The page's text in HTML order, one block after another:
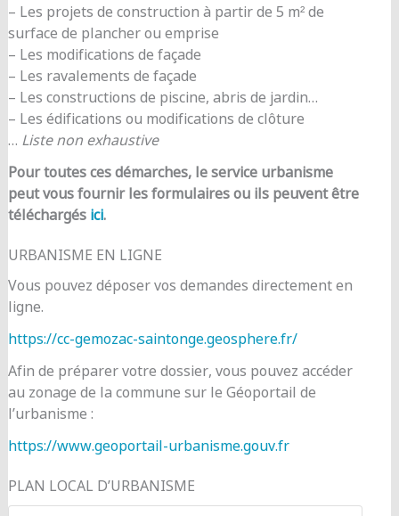
– Les projets de construction à partir de 5 m² de
surface de plancher ou emprise
– Les modifications de façade
– Les ravalements de façade
– Les constructions de piscine, abris de jardin…
– Les édifications ou modifications de clôture
… Liste non exhaustive
Pour toutes ces démarches, le service urbanisme
peut vous fournir les formulaires ou ils peuvent être
téléchargés ici.
URBANISME EN LIGNE
Vous pouvez déposer vos demandes directement en
ligne.
https://cc-gemozac-saintonge.geosphere.fr/
Afin de préparer votre dossier, vous pouvez accéder
au zonage de la commune sur le Géoportail de
l’urbanisme :
https://www.geoportail-urbanisme.gouv.fr
PLAN LOCAL D’URBANISME